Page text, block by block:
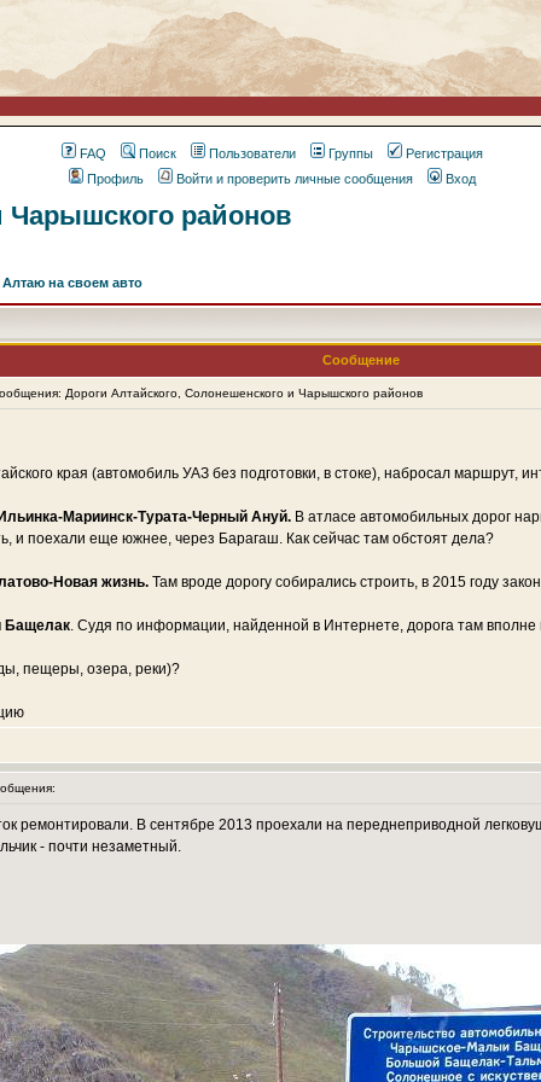
FAQ Поиск Пользователи Группы
Регистрация
Профиль
Войти и проверить личные сообщения Вход
Чарышского районов
на своем авто
Сообщение
Дороги Алтайского, Солонешенского и Чарышского районов
края (автомобиль УАЗ без подготовки, в стоке), набросал маршрут,
Мариинск-Турата-Черный Ануй.В атласе автомобильных дорог
и поехали еще южнее, через Барагаш. Как сейчас там обстоят дела?
Новая жизнь.Там вроде дорогу собирались строить, в 2015 году
Бащелак. Судя по информации, найденной в Интернете, дорога там вполне
пещеры, озера, реки)?
ремонтировали. В сентябре 2013 проехали на переднеприводной
- почти незаметный.